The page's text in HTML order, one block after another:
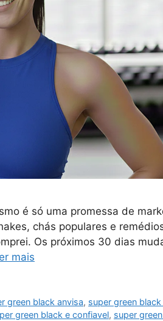
é só uma promessa de
chás populares e
Os próximos 30 dias
mais
green black anvisa, super green
green black e confiavel, super